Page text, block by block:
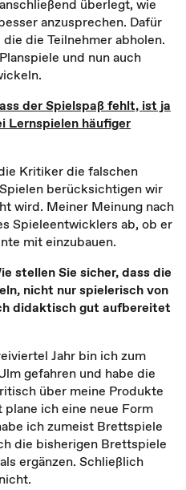
überlegt, wie
anzusprechen. Dafür
die Teilnehmer abholen.
und nun auch
der Spielspaß fehlt, ist ja
Lernspielen häufiger
Kritiker die falschen
berücksichtigen wir
wird. Meiner Meinung nach
Spieleentwicklers ab, ob er
mit einzubauen.
stellen Sie sicher, dass die
nicht nur spielerisch von
didaktisch gut aufbereitet
Jahr bin ich zum
gefahren und habe die
über meine Produkte
ich eine neue Form
ich zumeist Brettspiele
die bisherigen Brettspiele
ergänzen. Schließlich